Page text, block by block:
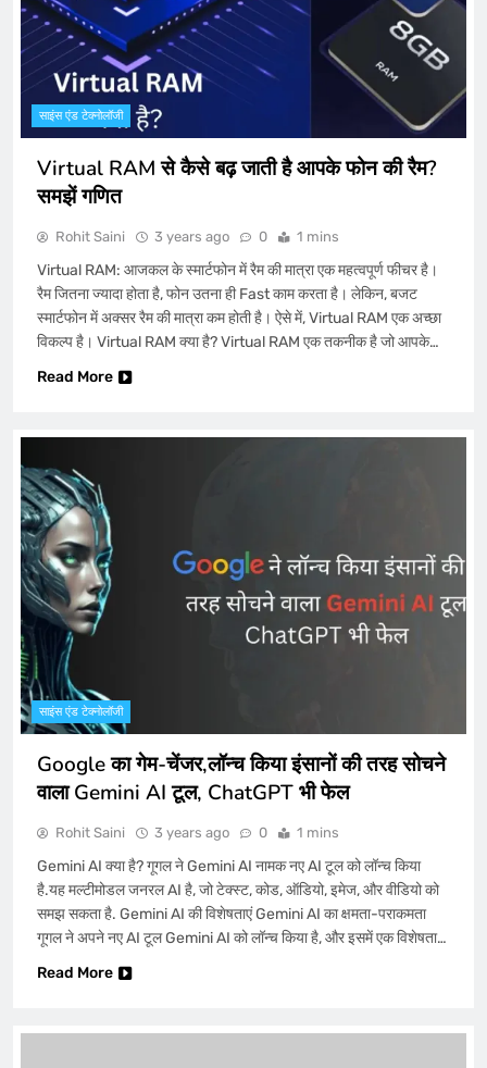
साइंस एंड टेक्नोलॉजी
Virtual RAM से कैसे बढ़ जाती है आपके फोन की रैम?
समझें गणित
Rohit Saini 3 years ago 0 1 mins
Virtual RAM: आजकल के स्मार्टफोन में रैम की मात्रा एक महत्वपूर्ण फीचर है।
रैम जितना ज्यादा होता है, फोन उतना ही Fast काम करता है। लेकिन, बजट
स्मार्टफोन में अक्सर रैम की मात्रा कम होती है। ऐसे में, Virtual RAM एक अच्छा
विकल्प है। Virtual RAM क्या है? Virtual RAM एक तकनीक है जो आपके…
Read More
साइंस एंड टेक्नोलॉजी
Google का गेम-चेंजर,लॉन्च किया इंसानों की तरह सोचने
वाला Gemini AI टूल, ChatGPT भी फेल
Rohit Saini 3 years ago 0 1 mins
Gemini AI क्या है? गूगल ने Gemini AI नामक नए AI टूल को लॉन्च किया
है.यह मल्टीमोडल जनरल AI है, जो टेक्स्ट, कोड, ऑडियो, इमेज, और वीडियो को
समझ सकता है. Gemini AI की विशेषताएं Gemini AI का क्षमता-पराकमता
गूगल ने अपने नए AI टूल Gemini AI को लॉन्च किया है, और इसमें एक विशेषता…
Read More